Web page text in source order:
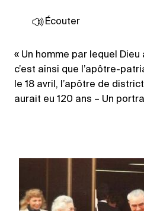
Écouter
« Un homme par lequel
c’est ainsi que l’apôtre-
le 18 avril, l’apôtre de
aurait eu 120 ans – Un